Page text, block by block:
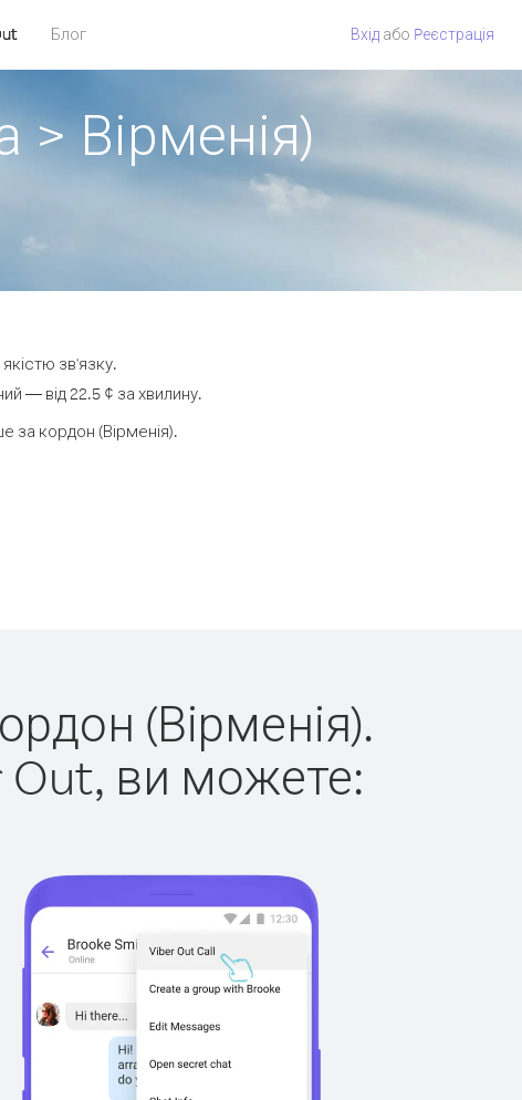
Блог Вхід або Pеєстрація
> Вірменія)
зв'язку.
— від 22.5 ¢ за хвилину.
за кордон (Вірменія).
(Вірменія).
Out, ви можете: